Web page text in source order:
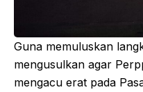
Guna memuluskan
mengusulkan agar
mengacu erat pada